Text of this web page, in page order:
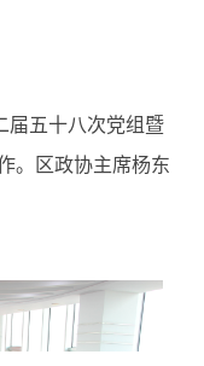
届五十八次党组暨
。区政协主席杨东